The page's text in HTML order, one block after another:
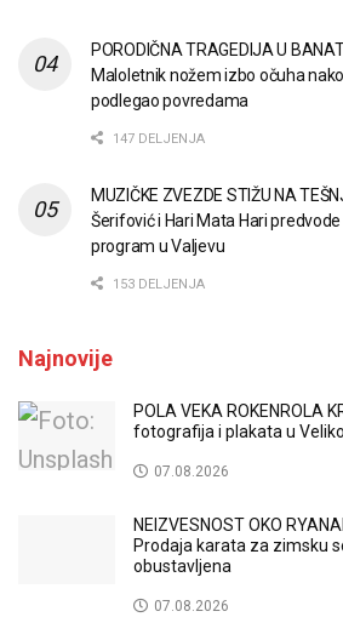
PORODIČNA TRAGEDIJA U
Maloletnik nožem izbo očuha
podlegao povredama
147 DELJENJA
MUZIČKE ZVEZDE STIŽU NA
Šerifović i Hari Mata Hari
program u Valjevu
153 DELJENJA
Najnovije
POLA VEKA ROKENROLA
fotografija i plakata u
07.08.2026
NEIZVESNOST OKO
Prodaja karata za zimsku
obustavljena
07.08.2026